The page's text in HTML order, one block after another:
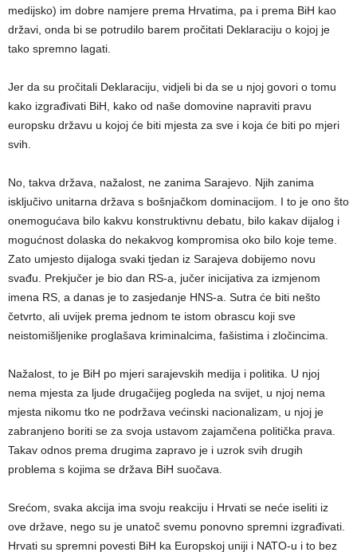
medijsko) im dobre namjere prema Hrvatima, pa i prema BiH kao
državi, onda bi se potrudilo barem pročitati Deklaraciju o kojoj je
tako spremno lagati.
Jer da su pročitali Deklaraciju, vidjeli bi da se u njoj govori o tomu
kako izgrađivati BiH, kako od naše domovine napraviti pravu
europsku državu u kojoj će biti mjesta za sve i koja će biti po mjeri
svih.
No, takva država, nažalost, ne zanima Sarajevo. Njih zanima
isključivo unitarna država s bošnjačkom dominacijom. I to je ono što
onemogućava bilo kakvu konstruktivnu debatu, bilo kakav dijalog i
mogućnost dolaska do nekakvog kompromisa oko bilo koje teme.
Zato umjesto dijaloga svaki tjedan iz Sarajeva dobijemo novu
svađu. Prekjučer je bio dan RS-a, jučer inicijativa za izmjenom
imena RS, a danas je to zasjedanje HNS-a. Sutra će biti nešto
četvrto, ali uvijek prema jednom te istom obrascu koji sve
neistomišljenike proglašava kriminalcima, fašistima i zločincima.
Nažalost, to je BiH po mjeri sarajevskih medija i politika. U njoj
nema mjesta za ljude drugačijeg pogleda na svijet, u njoj nema
mjesta nikomu tko ne podržava većinski nacionalizam, u njoj je
zabranjeno boriti se za svoja ustavom zajamčena politička prava.
Takav odnos prema drugima zapravo je i uzrok svih drugih
problema s kojima se država BiH suočava.
Srećom, svaka akcija ima svoju reakciju i Hrvati se neće iseliti iz
ove države, nego su je unatoč svemu ponovno spremni izgrađivati.
Hrvati su spremni povesti BiH ka Europskoj uniji i NATO-u i to bez